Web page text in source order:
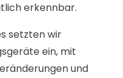
erkennbar.
setzten wir
ein, mit
und